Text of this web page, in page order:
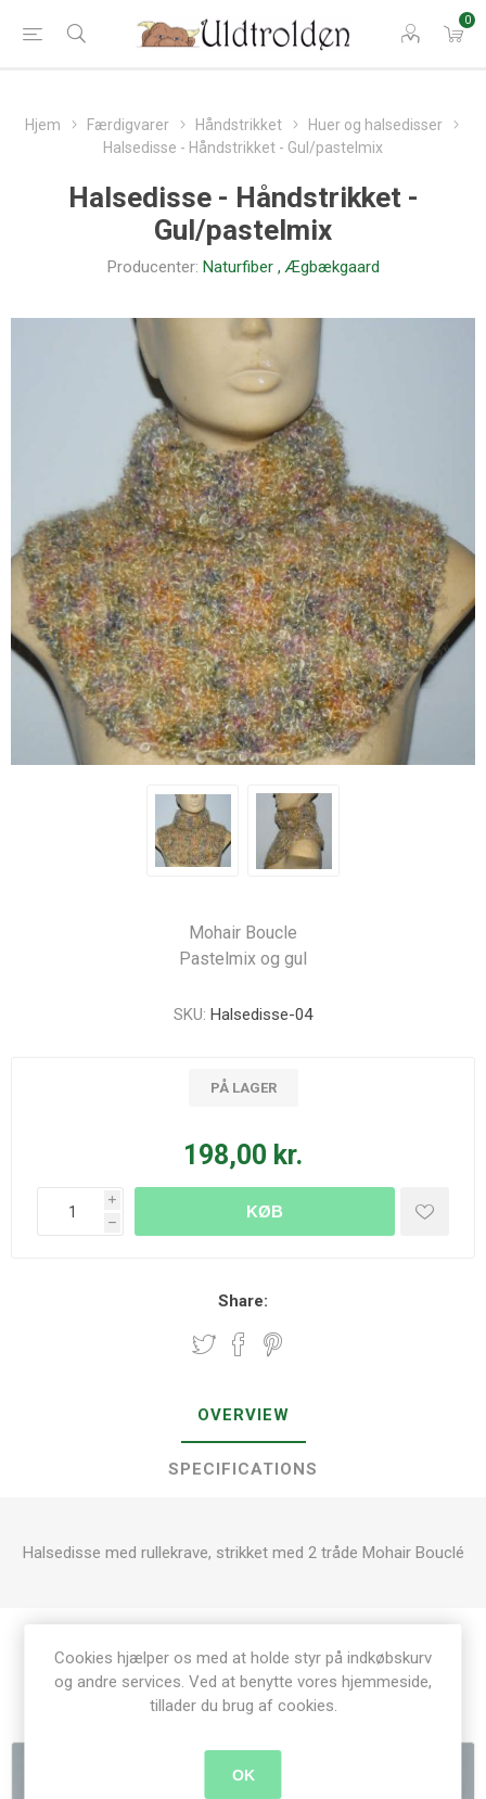
0
Hjem Færdigvarer Håndstrikket
Huer og halsedisser
Halsedisse - Håndstrikket - Gul/pastelmix
Halsedisse - Håndstrikket -
Gul/pastelmix
Producenter: Naturfiber , Ægbækgaard
Mohair Boucle
Pastelmix og gul
SKU: Halsedisse-04
PÅ LAGER
198,00 kr.
i
h
KØB
Share:
OVERVIEW
SPECIFICATIONS
Halsedisse med rullekrave, strikket med 2 tråde Mohair Bouclé
Relaterede produkter
Cookies hjælper os med at holde styr på indkøbskurv
og andre services. Ved at benytte vores hjemmeside,
tillader du brug af cookies.
OK